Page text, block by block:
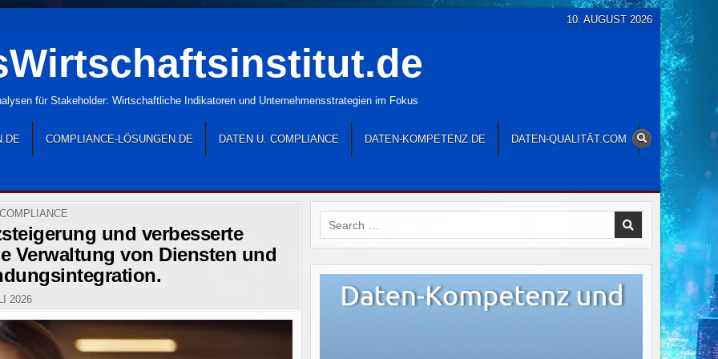
10. AUGUST 2026
für Stakeholder: Wirtschaftliche Indikatoren und Unternehmensstrategien im Fokus
COMPLIANCE-LÖSUNGEN.DE DATEN U. COMPLIANCE DATEN-KOMPETENZ.DE DATEN-QUALITÄT.COM
und verbesserte
Verwaltung von Diensten und
2026
Search
for: